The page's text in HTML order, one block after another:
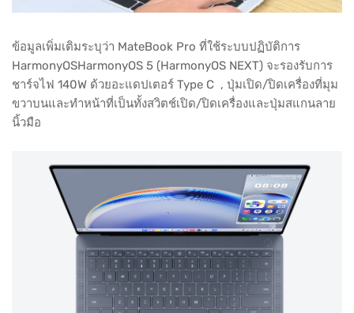
ข้อมูลเพิ่มเติมระบุว่า MateBook Pro ที่ใช้ระบบปฏิบัติการ
HarmonyOSHarmonyOS 5 (HarmonyOS NEXT) จะรองรับการ
ชาร์จไฟ 140W ด้วยอะแดปเตอร์ Type C , ปุ่มเปิด/ปิดเครื่องที่มุม
ขวาบนและทำหน้าที่เป็นทั้งสวิตช์เปิด/ปิดเครื่องและปุ่มสแกนลาย
นิ้วมือ